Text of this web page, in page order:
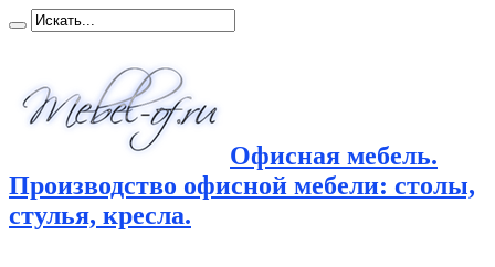
Офисная мебель.
Производство офисной мебели: столы,
стулья, кресла.